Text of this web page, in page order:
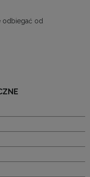
odbiegać od